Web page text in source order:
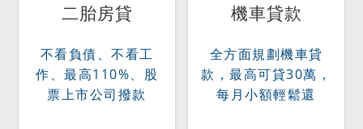
二胎房貸
不看負債、不看工
作、最高110%、股
票上市公司撥款
機車貸款
全方面規劃機車貸
款，最高可貸30萬，
每月小額輕鬆還